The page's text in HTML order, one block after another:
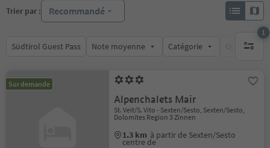
Trier par : Recommandé
Südtirol Guest Pass Note moyenne Catégorie Options de
1
1 filtre
Sur demande
Alpenchalets Mair
St. Veit/S. Vito - Sexten/Sesto, Sexten/Sesto,
Dolomites Region 3 Zinnen
1.3 km à partir de Sexten/Sesto
centre de